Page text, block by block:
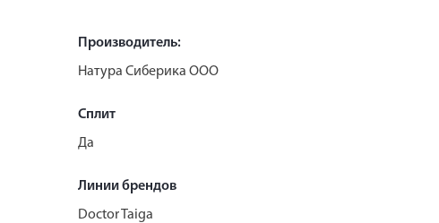
Производитель:
Натура Сиберика ООО
Сплит
Да
Линии брендов
Doctor Taiga